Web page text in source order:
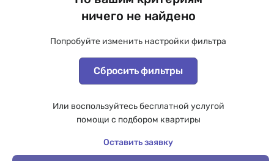
ничего не найдено
Попробуйте изменить настройки фильтра
Сбросить фильтры
Или воспользуйтесь бесплатной услугой
помощи с подбором квартиры
Оставить заявку